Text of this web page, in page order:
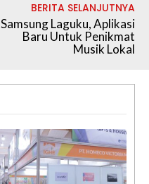
BERITA SELANJUTNYA
Samsung Laguku, Aplikasi
Baru Untuk Penikmat
Musik Lokal